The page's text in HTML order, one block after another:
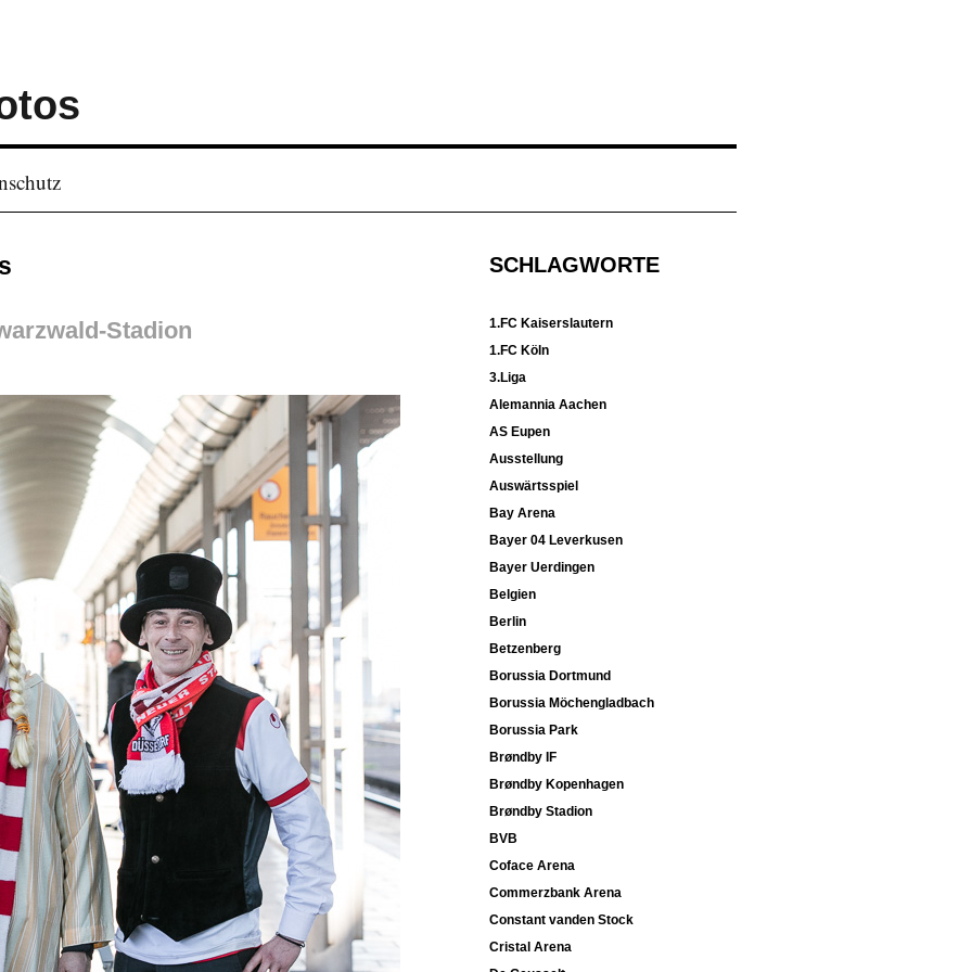
Stadion
SCHLAGWORTE
1.FC Kaiserslautern
1.FC Köln
3.Liga
Alemannia Aachen
AS Eupen
Ausstellung
Auswärtsspiel
Bay Arena
Bayer 04 Leverkusen
Bayer Uerdingen
Belgien
Berlin
Betzenberg
Borussia Dortmund
Borussia Möchengladbach
Borussia Park
Brøndby IF
Brøndby Kopenhagen
Brøndby Stadion
BVB
Coface Arena
Commerzbank Arena
Constant vanden Stock
Cristal Arena